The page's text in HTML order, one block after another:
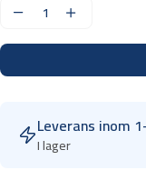
ä
n
Leverans inom
I lager